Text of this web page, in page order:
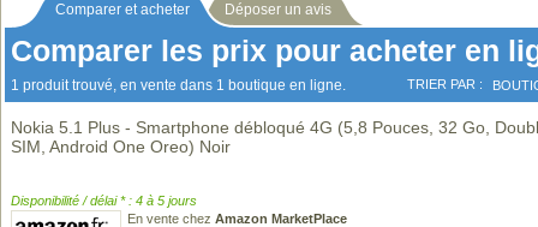
Comparer et acheter Déposer un avis
Comparer les prix pour acheter en
1 produit trouvé, en vente dans 1 boutique en ligne. TRIER PAR :
Nokia 5.1 Plus - Smartphone débloqué 4G (5,8 Pouces, 32 Go,
SIM, Android One Oreo) Noir
Disponibilité / délai * : 4 à 5 jours
En vente chez Amazon MarketPlace